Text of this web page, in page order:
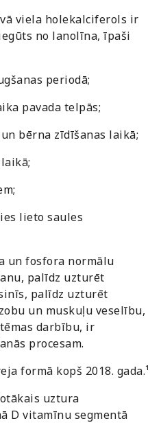
viela holekalciferols ir
no lanolīna, īpaši
periodā;
pavada telpās;
bērna zīdīšanas laikā;
lieto saules
un fosfora normālu
palīdz uzturēt
palīdz uzturēt
un muskuļu veselību,
darbību, ir
procesam.
formā kopš 2018. gada.¹
uztura
D vitamīnu segmentā